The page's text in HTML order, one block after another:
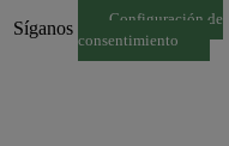
Síganos
Configuración de
consentimiento